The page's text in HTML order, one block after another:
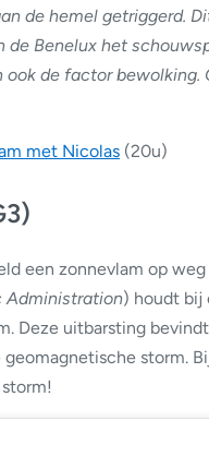
de hemel getriggerd.
Benelux het
de factor
met Nicolas (20u)
een zonnevlam op weg
Administration) houdt bij
Deze uitbarsting
storm.